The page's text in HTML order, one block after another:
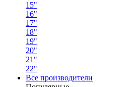
15"
16"
17"
18"
19"
20"
21"
22"
Все производители